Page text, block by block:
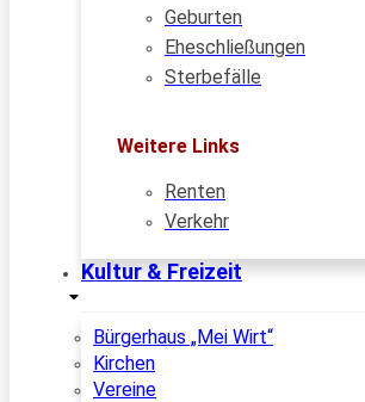
Geburten
Eheschließungen
Sterbefälle
Weitere Links
Renten
Verkehr
Kultur & Freizeit
Bürgerhaus „Mei Wirt“
Kirchen
Vereine